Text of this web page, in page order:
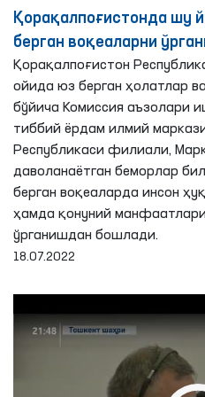
Қорақалпоғистонда шу
берган воқеаларни
фаолияти
Қорақалпоғистон
ойида юз берган ҳолатлар
бўйича Комиссия аъзолари
тиббий ёрдам илмий
Республикаси филиали,
даволанаётган беморлар
берган воқеаларда инсон
ҳамда қонуний
ўрганишдан бошлади.
18.07.2022